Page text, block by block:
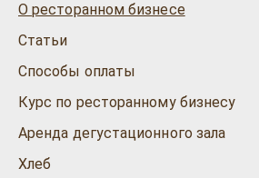
О ресторанном бизнесе
Статьи
Способы оплаты
Курс по ресторанному бизнесу
Аренда дегустационного зала
Хлеб